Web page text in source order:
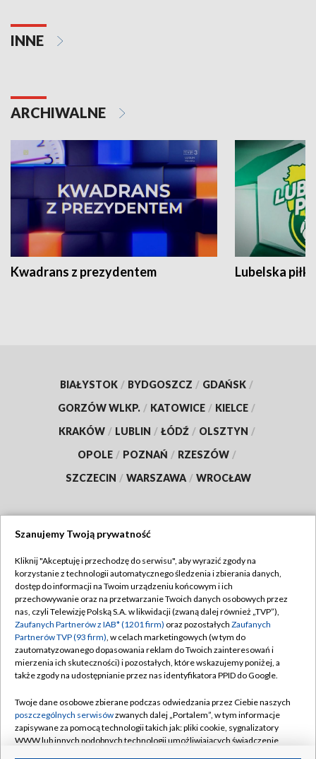
INNE
ARCHIWALNE
Kwadrans z prezydentem Lubelska piłka
BIAŁYSTOK / BYDGOSZCZ / GDAŃSK /
GORZÓW WLKP. / KATOWICE / KIELCE /
KRAKÓW / LUBLIN / ŁÓDŹ / OLSZTYN /
OPOLE / POZNAŃ / RZESZÓW /
SZCZECIN / WARSZAWA / WROCŁAW
TVP
Abonament TVP
Emisja w TVP
Centrum informacji TVP
Naziemna Telewizja Cyfrowa
Rada Programowa
System NOS
Regulamin TVP
Polityka prywatności
Moje zgody
Pomoc
Kontakt
Szanujemy Twoją prywatność
Kliknij "Akceptuję i przechodzę do serwisu", aby wyrazić zgody na
korzystanie z technologii automatycznego śledzenia i zbierania danych,
dostęp do informacji na Twoim urządzeniu końcowym i ich
przechowywanie oraz na przetwarzanie Twoich danych osobowych przez
nas, czyli Telewizję Polską S.A. w likwidacji (zwaną dalej również „TVP”),
Zaufanych Partnerów z IAB* (1201 firm) oraz pozostałych Zaufanych
Partnerów TVP (93 firm), w celach marketingowych (w tym do
zautomatyzowanego dopasowania reklam do Twoich zainteresowań i
mierzenia ich skuteczności) i pozostałych, które wskazujemy poniżej, a
także zgody na udostępnianie przez nas identyfikatora PPID do Google.
Twoje dane osobowe zbierane podczas odwiedzania przez Ciebie naszych
poszczególnych serwisówzwanych dalej „Portalem”, w tym informacje
zapisywane za pomocą technologii takich jak: pliki cookie, sygnalizatory
WWW lub innych podobnych technologii umożliwiających świadczenie